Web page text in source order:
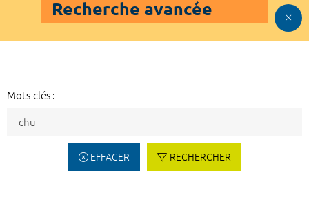
Recherche avancée
Mots-clés :
EFFACER RECHERCHER